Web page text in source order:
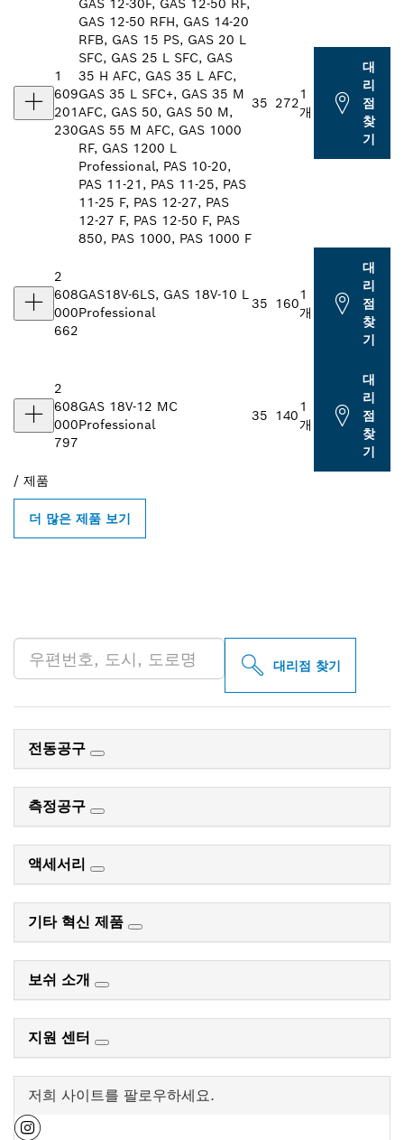
1
609
201
230
GAS 12-30F, GAS 12-50 RF,
GAS 12-50 RFH, GAS 14-20
RFB, GAS 15 PS, GAS 20 L
SFC, GAS 25 L SFC, GAS
35 H AFC, GAS 35 L AFC,
GAS 35 L SFC+, GAS 35 M
AFC, GAS 50, GAS 50 M,
GAS 55 M AFC, GAS 1000
RF, GAS 1200 L
Professional, PAS 10-20,
PAS 11-21, PAS 11-25, PAS
11-25 F, PAS 12-27, PAS
12-27 F, PAS 12-50 F, PAS
850, PAS 1000, PAS 1000 F
35 272
1
개
대
리
점
찾
기
2
608
000
662
GAS18V-6LS, GAS 18V-10 L
Professional
35 160
1
개
대
리
점
찾
기
2
608
000
797
GAS 18V-12 MC
Professional
35 140
1
개
대
리
점
찾
기
/ 제품
더 많은 제품 보기
대리점 찾기
전동공구
측정공구
액세서리
기타 혁신 제품
보쉬 소개
지원 센터
저희 사이트를 팔로우하세요.